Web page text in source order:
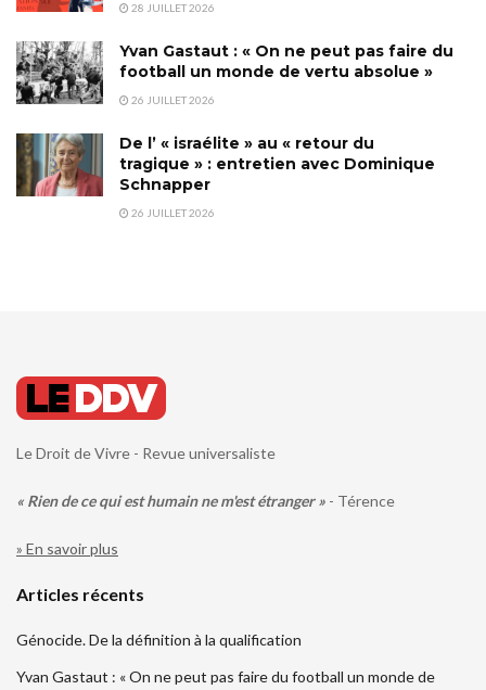
28 JUILLET 2026
Yvan Gastaut : « On ne peut pas faire du
football un monde de vertu absolue »
26 JUILLET 2026
De l’ « israélite » au « retour du
tragique » : entretien avec Dominique
Schnapper
26 JUILLET 2026
Le Droit de Vivre - Revue universaliste
« Rien de ce qui est humain ne m'est étranger » - Térence
» En savoir plus
Articles récents
Génocide. De la définition à la qualification
Yvan Gastaut : « On ne peut pas faire du football un monde de